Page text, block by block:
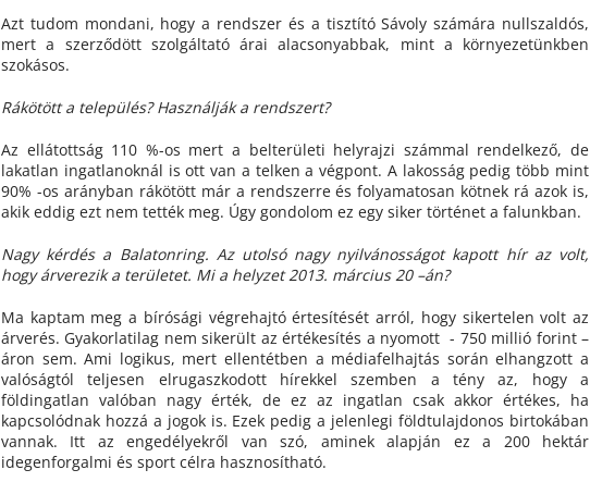
Azt tudom mondani, hogy a rendszer és a tisztító Sávoly számára nullszaldós,
mert a szerződött szolgáltató árai alacsonyabbak, mint a környezetünkben
szokásos.
Rákötött a település? Használják a rendszert?
Az ellátottság 110 %-os mert a belterületi helyrajzi számmal rendelkező, de
lakatlan ingatlanoknál is ott van a telken a végpont. A lakosság pedig több mint
90% -os arányban rákötött már a rendszerre és folyamatosan kötnek rá azok is,
akik eddig ezt nem tették meg. Úgy gondolom ez egy siker történet a falunkban.
Nagy kérdés a Balatonring. Az utolsó nagy nyilvánosságot kapott hír az volt,
hogy árverezik a területet. Mi a helyzet 2013. március 20 –án?
Ma kaptam meg a bírósági végrehajtó értesítését arról, hogy sikertelen volt az
árverés. Gyakorlatilag nem sikerült az értékesítés a nyomott - 750 millió forint –
áron sem. Ami logikus, mert ellentétben a médiafelhajtás során elhangzott a
valóságtól teljesen elrugaszkodott hírekkel szemben a tény az, hogy a
földingatlan valóban nagy érték, de ez az ingatlan csak akkor értékes, ha
kapcsolódnak hozzá a jogok is. Ezek pedig a jelenlegi földtulajdonos birtokában
vannak. Itt az engedélyekről van szó, aminek alapján ez a 200 hektár
idegenforgalmi és sport célra hasznosítható.